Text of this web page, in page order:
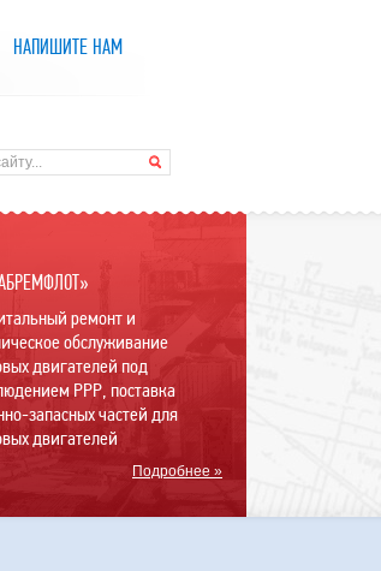
ремонт и
обслуживание
двигателей под
РРР, поставка
запасных частей для
двигателей
Подробнее »
НАПИШИТЕ НАМ